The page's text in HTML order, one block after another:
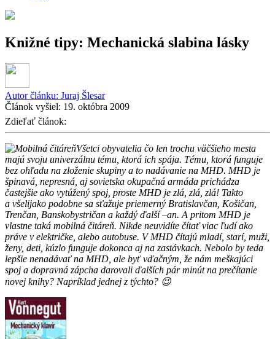
Knižné tipy: Mechanická slabina lásky
Autor článku: Juraj Šlesar
Článok vyšiel: 19. októbra 2009
Zdieľať článok:
Všetci obyvatelia čo len trochu väčšieho mesta
majú svoju univerzálnu tému, ktorá ich spája. Tému, ktorá funguje
bez ohľadu na zloženie skupiny a to nadávanie na MHD. MHD je
špinavá, nepresná, aj sovietska okupačná armáda prichádza
častejšie ako vytúžený spoj, proste MHD je zlá, zlá, zlá! Takto
a všelijako podobne sa sťažuje priemerný Bratislavčan, Košičan,
Trenčan, Banskobystričan a každý ďalší –an. A pritom MHD je
vlastne taká mobilná čitáreň. Nikde neuvidíte čítať viac ľudí ako
práve v električke, alebo autobuse. V MHD čítajú mladí, starí, muži,
ženy, deti, kúzlo funguje dokonca aj na zastávkach. Nebolo by teda
lepšie nenadávať na MHD, ale byť vďačným, že nám meškajúci
spoj a dopravná zápcha darovali ďalších pár minút na prečítanie
novej knihy? Napríklad jednej z týchto? 😉